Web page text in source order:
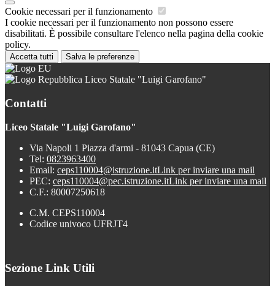
Cookie necessari per il funzionamento
I cookie necessari per il funzionamento non possono essere
disabilitati. È possibile consultare l'elenco nella pagina della cookie
policy.
Accetta tutti Salva le preferenze
Liceo Statale "Luigi Garofano"
Contatti
Liceo Statale "Luigi Garofano"
Via Napoli 1 Piazza d'armi - 81043 Capua (CE)
Tel: 0823963400
Email: ceps110004@istruzione.itLink per inviare una mail
PEC: ceps110004@pec.istruzione.itLink per inviare una mail
C.F.: 80007250618
C.M. CEPS110004
Codice univoco UFRJT4
Sezione Link Utili